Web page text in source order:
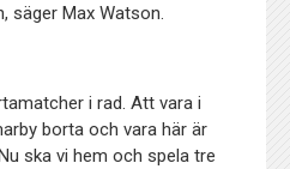
säger Max Watson.
i rad. Att vara i
borta och vara här är
ska vi hem och spela tre